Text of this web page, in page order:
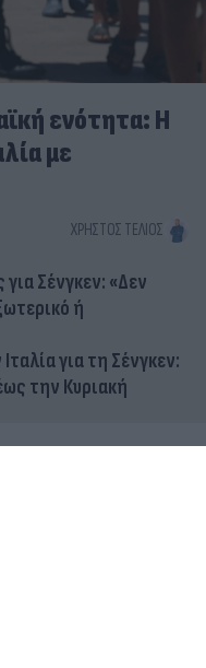
ενότητα: Η
με
ΧΡΉΣΤΟΣ ΤΈΛΙΟΣ
Σένγκεν: «Δεν
ή
για τη Σένγκεν:
την Κυριακή